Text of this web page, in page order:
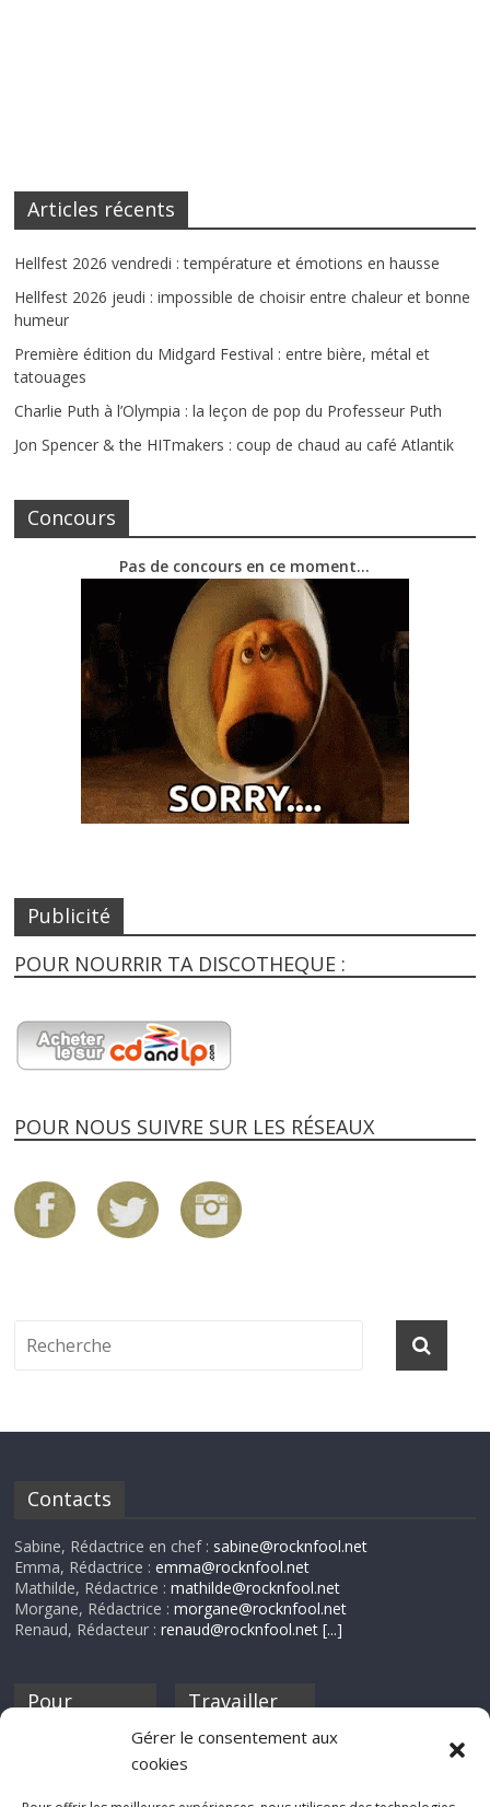
Gérer le consentement aux
cookies
Articles récents
Hellfest 2026 vendredi : température et émotions en hausse
Hellfest 2026 jeudi : impossible de choisir entre chaleur et bonne
humeur
Première édition du Midgard Festival : entre bière, métal et
tatouages
Charlie Puth à l’Olympia : la leçon de pop du Professeur Puth
Jon Spencer & the HITmakers : coup de chaud au café Atlantik
Concours
Pas de concours en ce moment…
Publicité
POUR NOURRIR TA DISCOTHEQUE :
POUR NOUS SUIVRE SUR LES RÉSEAUX
Contacts
Sabine, Rédactrice en chef : sabine@rocknfool.net
Emma, Rédactrice :emma@rocknfool.net
Mathilde, Rédactrice :mathilde@rocknfool.net
Morgane, Rédactrice :morgane@rocknfool.net
Renaud, Rédacteur :renaud@rocknfool.net [...]
Pour
discothèque
Travailler
Si tu souhaites